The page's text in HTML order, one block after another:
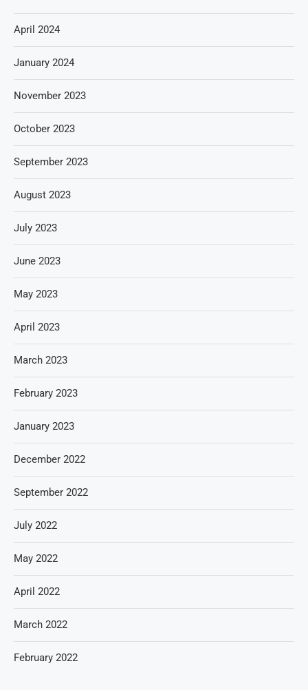
April 2024
January 2024
November 2023
October 2023
September 2023
August 2023
July 2023
June 2023
May 2023
April 2023
March 2023
February 2023
January 2023
December 2022
September 2022
July 2022
May 2022
April 2022
March 2022
February 2022